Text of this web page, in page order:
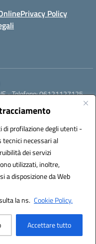
profilazione degli utenti -
necessari al
dei servizi
utilizzati, inoltre,
disposizione da Web
la ns. Cookie Policy.
Accettare tutto
Privacy Policy
- Telefono: 06121127125
SEGNI - Telefono:
Solution S.r.l.
Italia